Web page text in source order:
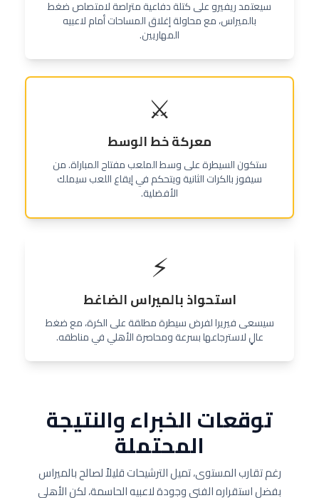
سيعتمد ريفيرو على كتلة دفاعية متراصة لامتصاص ضغط
بالميراس، مع محاولة إغلاق المساحات أمام لاعبيه
المهاريين.
⚔️
معركة خط الوسط
ستكون السيطرة على وسط الملعب مفتاح المباراة. من
سيفوز بالكرات الثانية ويتحكم في إيقاع اللعب سيملك
الأفضلية.
⚡
استحواذ بالميراس الضاغط
سيسعى فيريرا لفرض سيطرة مطلقة على الكرة، مع ضغط
عالٍ لاسترجاعها بسرعة ومحاصرة الأهلي في مناطقه.
توقعات الخبراء والنتيجة
المحتملة
رغم تقارب المستوى، تميل الترشيحات قليلاً لصالح بالميراس
بفضل استقراره الفني وجودة لاعبيه الحاسمة، لكن الأهلي